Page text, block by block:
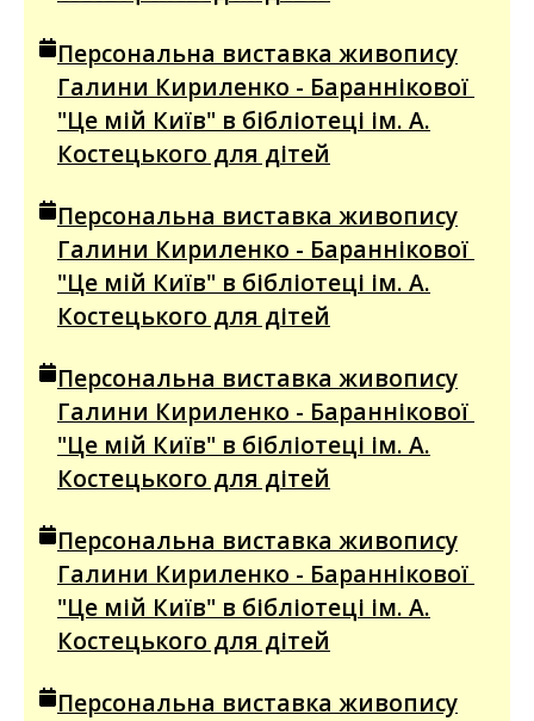
Персональна виставка живопису
Галини Кириленко - Бараннікової
"Це мій Київ" в бібліотеці ім. А.
Костецького для дітей
Персональна виставка живопису
Галини Кириленко - Бараннікової
"Це мій Київ" в бібліотеці ім. А.
Костецького для дітей
Персональна виставка живопису
Галини Кириленко - Бараннікової
"Це мій Київ" в бібліотеці ім. А.
Костецького для дітей
Персональна виставка живопису
Галини Кириленко - Бараннікової
"Це мій Київ" в бібліотеці ім. А.
Костецького для дітей
Персональна виставка живопису